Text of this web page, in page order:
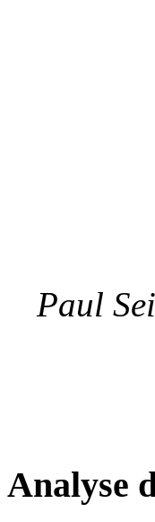
Paul
Analyse